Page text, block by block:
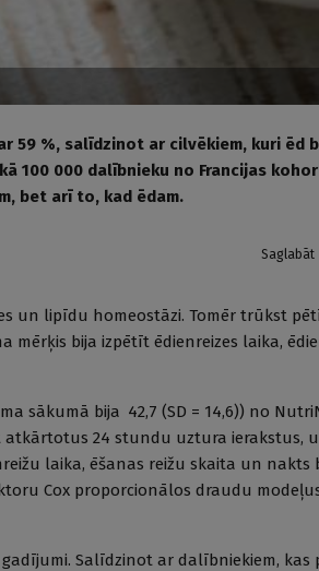
59 %, salīdzinot ar cilvēkiem, kuri ēd
100 000 dalībnieku no Francijas
bet arī to, kad ēdam.
Saglabāt
un lipīdu homeostāzi. Tomēr trūkst
bija izpētīt ēdienreizes laika,
sākumā bija 42,7 (SD = 14,6)) no
atkārtotus 24 stundu uztura ierakstus,
laika, ēšanas reižu skaita un nakts
Cox proporcionālos draudu
Salīdzinot ar dalībniekiem, kas